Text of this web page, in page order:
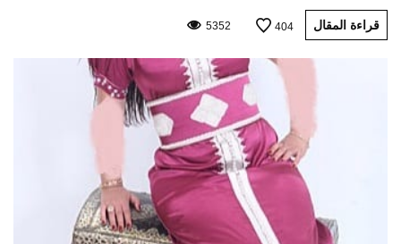
قراءة المقال 404
5352